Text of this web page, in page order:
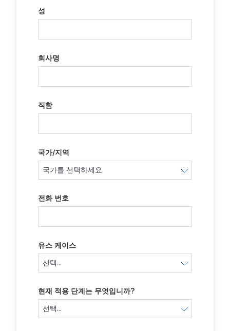
성
회사명
직함
국가/지역
전화 번호
유스 케이스
현재 적용 단계는 무엇입니까?